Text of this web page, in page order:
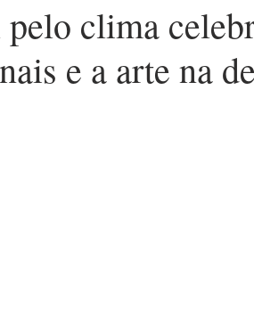
clima
e a arte na